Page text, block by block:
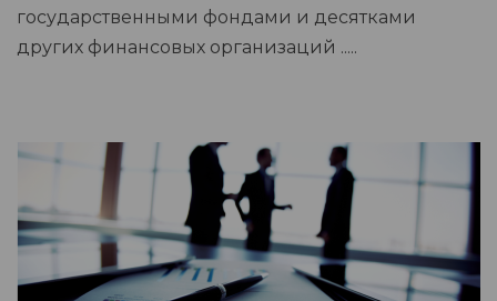
государственными фондами и десятками
других финансовых организаций .....